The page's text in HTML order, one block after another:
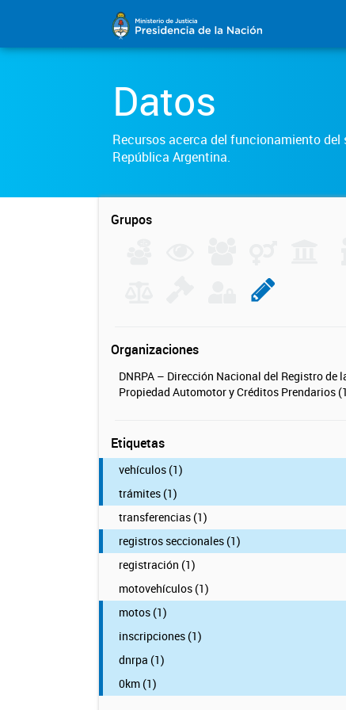
Datos
Recursos acerca del funcionamiento
República Argentina.
Grupos
Organizaciones
DNRPA – Dirección Nacional del Registro de
Propiedad Automotor y Créditos Prendarios
Etiquetas
vehículos (1)
trámites (1)
transferencias (1)
registros seccionales (1)
registración (1)
motovehículos (1)
motos (1)
inscripciones (1)
dnrpa (1)
0km (1)